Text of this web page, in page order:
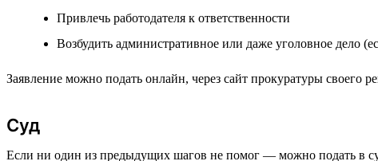
Привлечь работодателя к ответственности
Возбудить административное или даже уголовное дело
Заявление можно подать онлайн, через сайт прокуратуры
Суд
Если ни один из предыдущих шагов не помог — можно подать в